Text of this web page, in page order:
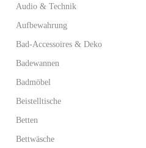
Audio & Technik
Aufbewahrung
Bad-Accessoires & Deko
Badewannen
Badmöbel
Beistelltische
Betten
Bettwäsche